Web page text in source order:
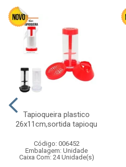
Tapioqueira plastico
26x11cm,sortida tapioqu
Código: 006452
Embalagem: Unidade
Caixa Com: 24 Unidade(s)